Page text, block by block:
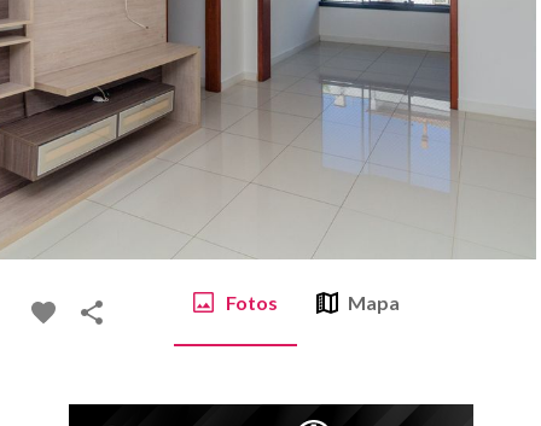
Fotos Mapa